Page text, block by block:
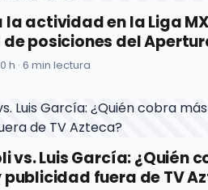
la actividad en la Liga
posiciones del
h · 6 min lectura
vs. Luis García: ¿Quién
fuera de TV